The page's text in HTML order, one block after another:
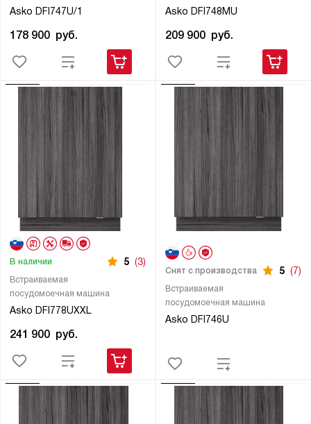
Asko DFI747U/1
178 900 руб.
Asko DFI748MU
209 900 руб.
Встраиваемая
посудомоечная машина
Asko DFI778UXXL
В наличии 5 (3)
241 900 руб.
Встраиваемая
посудомоечная машина
Asko DFI746U
Снят с производства 5 (7)